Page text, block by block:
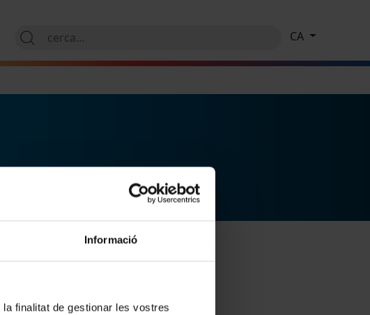
Informació
finalitat de gestionar les vostres
CA